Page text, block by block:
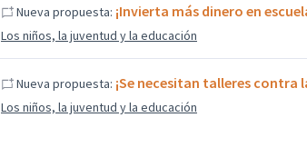
Nueva propuesta: ¡Invierta más dinero en
Los niños, la juventud y la educación
Nueva propuesta: ¡Se necesitan talleres contra
Los niños, la juventud y la educación